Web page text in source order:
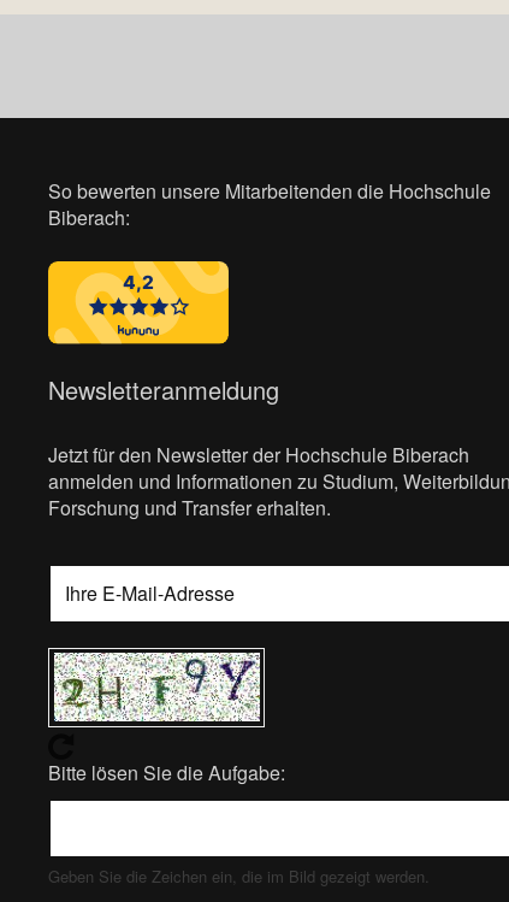
So bewerten unsere Mitarbeitenden die Hochschule
Biberach:
Newsletteranmeldung
Jetzt für den Newsletter der Hochschule Biberach
anmelden und Informationen zu Studium,
Forschung und Transfer erhalten.
Bitte lösen Sie die Aufgabe:
Geben Sie die Zeichen ein, die im Bild gezeigt werden.